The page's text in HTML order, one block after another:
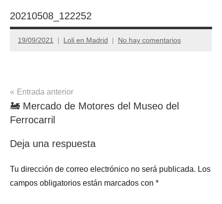
20210508_122252
19/09/2021 Loli en Madrid No hay comentarios
Navegación
de
entradas
Entrada anterior
🚂 Mercado de Motores del Museo del
Ferrocarril
Deja una respuesta
Tu dirección de correo electrónico no será publicada. Los
campos obligatorios están marcados con *